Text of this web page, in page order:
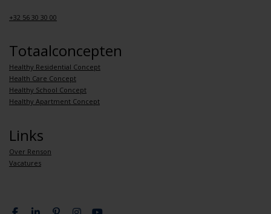
+32 56 30 30 00
Totaalconcepten
Healthy Residential Concept
Health Care Concept
Healthy School Concept
Healthy Apartment Concept
Links
Over Renson
Vacatures